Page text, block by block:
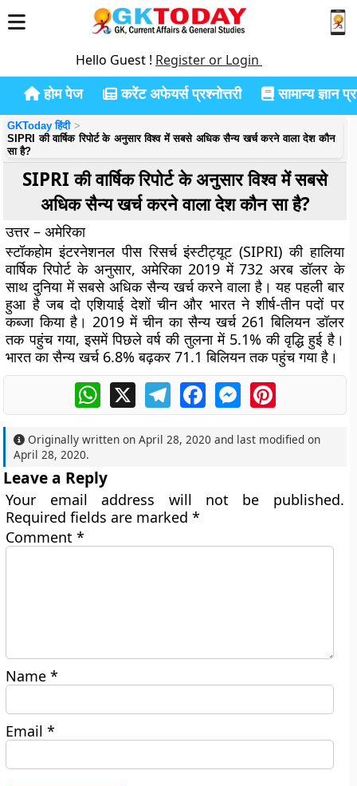
Hello Guest ! Register or Login
होम पेज करेंट अफेयर्स प्रश्नोत्तरी सामान्य ज्ञान
GKToday हिंदी
SIPRI की वार्षिक रिपोर्ट के अनुसार विश्व में सबसे अधिक सैन्य खर्च करने वाला देश कौन
सा है?
SIPRI की वार्षिक रिपोर्ट के अनुसार विश्व में सबसे
अधिक सैन्य खर्च करने वाला देश कौन सा है?
उत्तर – अमेरिका
स्टॉकहोम इंटरनेशनल पीस रिसर्च इंस्टीट्यूट (SIPRI) की हालिया
वार्षिक रिपोर्ट के अनुसार, अमेरिका 2019 में 732 अरब डॉलर के
साथ दुनिया में सबसे अधिक सैन्य खर्च करने वाला है। यह पहली बार
हुआ है जब दो एशियाई देशों चीन और भारत ने शीर्ष-तीन पदों पर
कब्जा किया है। 2019 में चीन का सैन्य खर्च 261 बिलियन डॉलर
तक पहुंच गया, इसमें पिछले वर्ष की तुलना में 5.1% की वृद्धि हुई है।
भारत का सैन्य खर्च 6.8% बढ़कर 71.1 बिलियन तक पहुंच गया है।
WhatsApp
X TelegramFacebookMessengerPinterest
Originally written onApril 28, 2020 and last modified on
April 28, 2020.
Leave a Reply
Your email address will not be published.
Required fields are marked*
Comment*
Name*
Email*